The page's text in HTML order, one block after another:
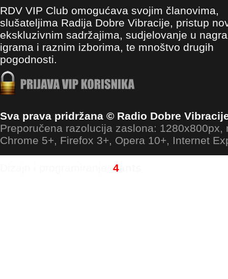
RDV VIP Club omogućava svojim članovima,
slušateljima Radija Dobre Vibracije, pristup
ekskluzivnim sadržajima, sudjelovanje u
igrama i raznim izborima, te mnoštvo drugih
pogodnosti.
Sva prava pridržana © Radio Dobre
Preporučena razolucija zaslona: 1280x800px,
Chrome 5+, Firefox 3+, Opera 10+, Internet
4